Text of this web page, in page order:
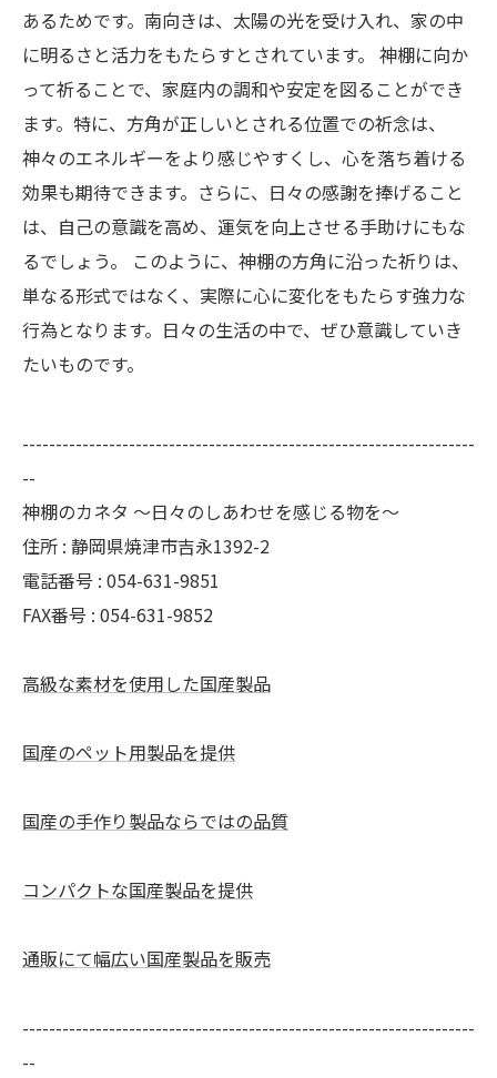
あるためです。南向きは、太陽の光を受け入れ、家の中
に明るさと活力をもたらすとされています。 神棚に向か
って祈ることで、家庭内の調和や安定を図ることができ
ます。特に、方角が正しいとされる位置での祈念は、
神々のエネルギーをより感じやすくし、心を落ち着ける
効果も期待できます。さらに、日々の感謝を捧げること
は、自己の意識を高め、運気を向上させる手助けにもな
るでしょう。 このように、神棚の方角に沿った祈りは、
単なる形式ではなく、実際に心に変化をもたらす強力な
行為となります。日々の生活の中で、ぜひ意識していき
たいものです。
--------------------------------------------------------------------
--
神棚のカネタ ～日々のしあわせを感じる物を～
住所 : 静岡県焼津市吉永1392-2
電話番号 : 054-631-9851
FAX番号 : 054-631-9852
高級な素材を使用した国産製品
国産のペット用製品を提供
国産の手作り製品ならではの品質
コンパクトな国産製品を提供
通販にて幅広い国産製品を販売
--------------------------------------------------------------------
--